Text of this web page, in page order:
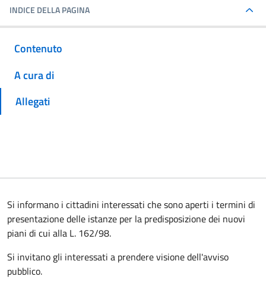
INDICE DELLA PAGINA
Contenuto
A cura di
Allegati
Si informano i cittadini interessati che sono aperti i termini di
presentazione delle istanze per la predisposizione dei nuovi
piani di cui alla L. 162/98.
Si invitano gli interessati a prendere visione dell'avviso
pubblico.